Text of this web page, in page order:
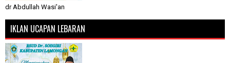
dr Abdullah Wasi'an
IKLAN UCAPAN LEBARAN